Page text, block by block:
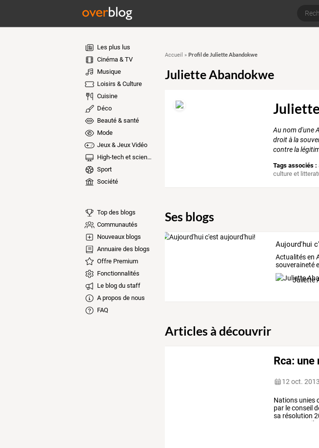
Les plus lus
Cinéma & TV
Musique
Loisirs & Culture
Cuisine
Déco
Beauté & santé
Mode
Jeux & Jeux Vidéo
High-tech et sciences
Sport
Société
Top des blogs
Communautés
Nouveaux blogs
Annuaire des blogs
Offre Premium
Fonctionnalités
Le blog du staff
A propos de nous
FAQ
Accueil » Profil de Juliette Abandokwe
Juliette Abandokwe
Au nom d'une
droit à la
contre la
Tags associés :
culture et
Ses blogs
Aujourd'hui
Actualitésen
souveraineté
les
Juliette
Articles à découvrir
Rca:
12 oct. 2013
Nations unies
par leconseil
sa résolution
avril